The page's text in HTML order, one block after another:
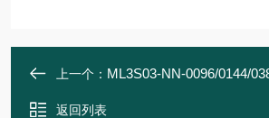
上一个： ML3S03-NN-0096/0144/
返回列表